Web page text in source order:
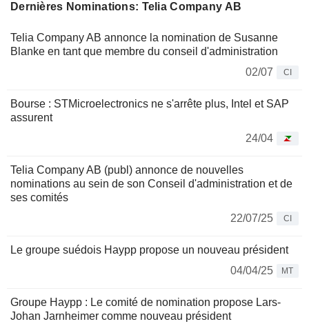
Dernières Nominations: Telia Company AB
Telia Company AB annonce la nomination de Susanne
Blanke en tant que membre du conseil d'administration
02/07
CI
Bourse : STMicroelectronics ne s'arrête plus, Intel et SAP
assurent
24/04
Telia Company AB (publ) annonce de nouvelles
nominations au sein de son Conseil d'administration et de
ses comités
22/07/25
CI
Le groupe suédois Haypp propose un nouveau président
04/04/25
MT
Groupe Haypp : Le comité de nomination propose Lars-
Johan Jarnheimer comme nouveau président